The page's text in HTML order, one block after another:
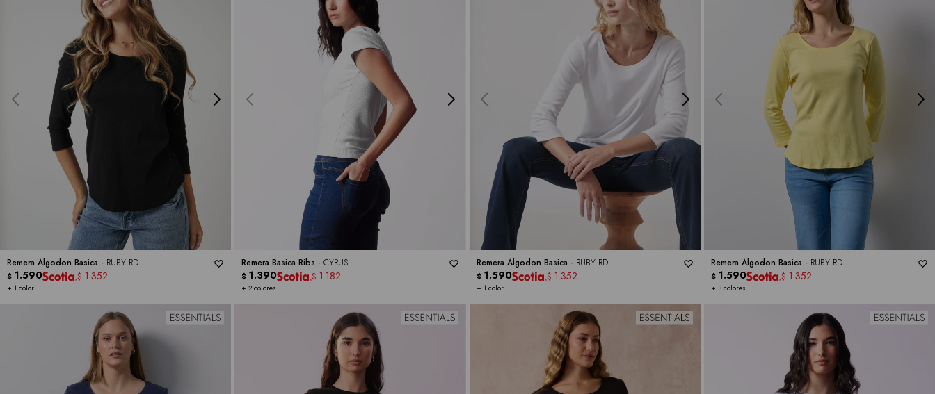
Remera Algodon Basica - RUBY RD
+ 1 color
$ 1.590 $ 1.352
Remera Basica Ribs -CYRUS
+ 2 colores
$ 1.390 $ 1.182
Remera Algodon Basica - RUBY RD
+ 1 color
$ 1.590 $ 1.352
Remera Algodon Basica - RUBY RD
+ 3 colores
$ 1.590 $ 1.352